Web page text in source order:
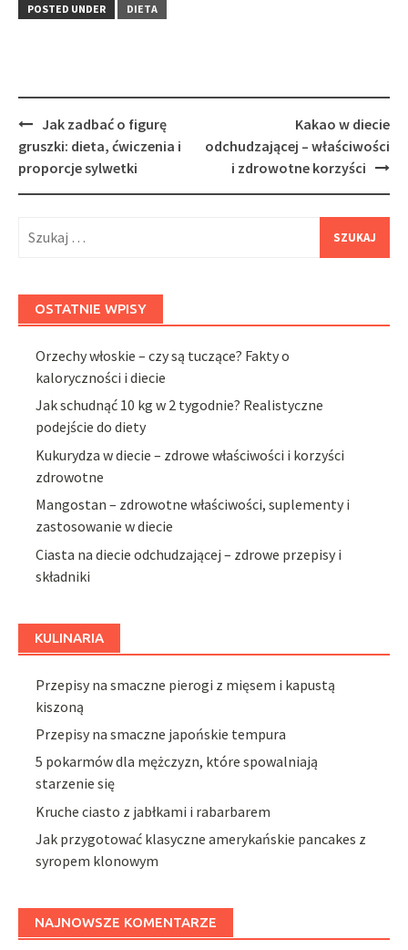
POSTED UNDER DIETA
Post
navigation
Jak zadbać o figurę
gruszki: dieta, ćwiczenia i
proporcje sylwetki
Kakao w diecie
odchudzającej – właściwości
i zdrowotne korzyści
OSTATNIE WPISY
Orzechy włoskie – czy są tuczące? Fakty o
kaloryczności i diecie
Jak schudnąć 10 kg w 2 tygodnie? Realistyczne
podejście do diety
Kukurydza w diecie – zdrowe właściwości i korzyści
zdrowotne
Mangostan – zdrowotne właściwości, suplementy i
zastosowanie w diecie
Ciasta na diecie odchudzającej – zdrowe przepisy i
składniki
KULINARIA
Przepisy na smaczne pierogi z mięsem i kapustą
kiszoną
Przepisy na smaczne japońskie tempura
5 pokarmów dla mężczyzn, które spowalniają
starzenie się
Kruche ciasto z jabłkami i rabarbarem
Jak przygotować klasyczne amerykańskie pancakes z
syropem klonowym
NAJNOWSZE KOMENTARZE